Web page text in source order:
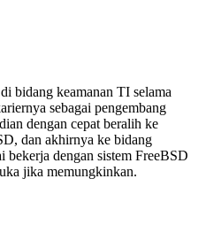
bidang keamanan TI selama
sebagai pengembang
dengan cepat beralih ke
dan akhirnya ke bidang
bekerja dengan sistem FreeBSD
jika memungkinkan.